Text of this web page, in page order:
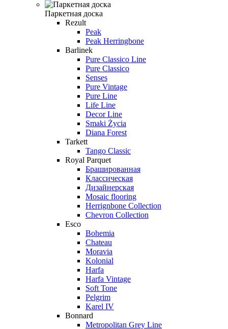
Паркетная доска
Rezult
Peak
Peak Herringbone
Barlinek
Pure Classico Line
Pure Classico
Senses
Pure Vintage
Pure Line
Life Line
Decor Line
Smaki Życia
Diana Forest
Tarkett
Tango Classic
Royal Parquet
Брашированная
Классическая
Дизайнерская
Mosaic flooring
Herrignbone Collection
Chevron Collection
Esco
Bohemia
Chateau
Moravia
Kolonial
Harfa
Harfa Vintage
Soft Tone
Pelgrim
Karel IV
Bonnard
Metropolitan Grey Line